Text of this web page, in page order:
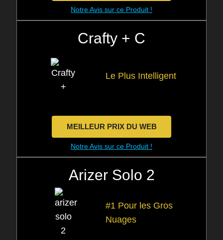
Notre Avis sur ce Produit !
Crafty + C
Le Plus Intelligent
MEILLEUR PRIX DU WEB
Notre Avis sur ce Produit !
Arizer Solo 2
#1 Pour les Gros
Nuages